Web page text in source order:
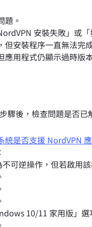
題。
安裝失敗」或
但安裝程序一直無法完
應用程式仍顯示過時版
驟後，檢查問題是否已
統是否支援 NordVPN
不可逆操作，但若啟用
10/11 家用版」